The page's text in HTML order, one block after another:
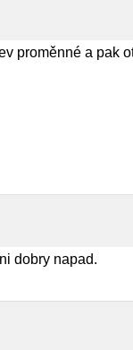
proměnné a pak
dobry napad.